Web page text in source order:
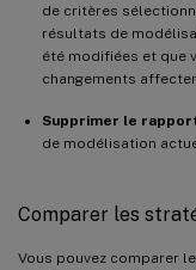
de critères
résultats de
été modifiées et que
changements
Supprimer le
de modélisation
Comparer les
Vous pouvez comparer